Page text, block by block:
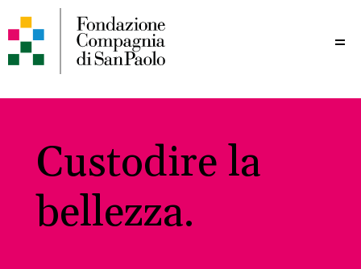
Custodire la
bellezza.